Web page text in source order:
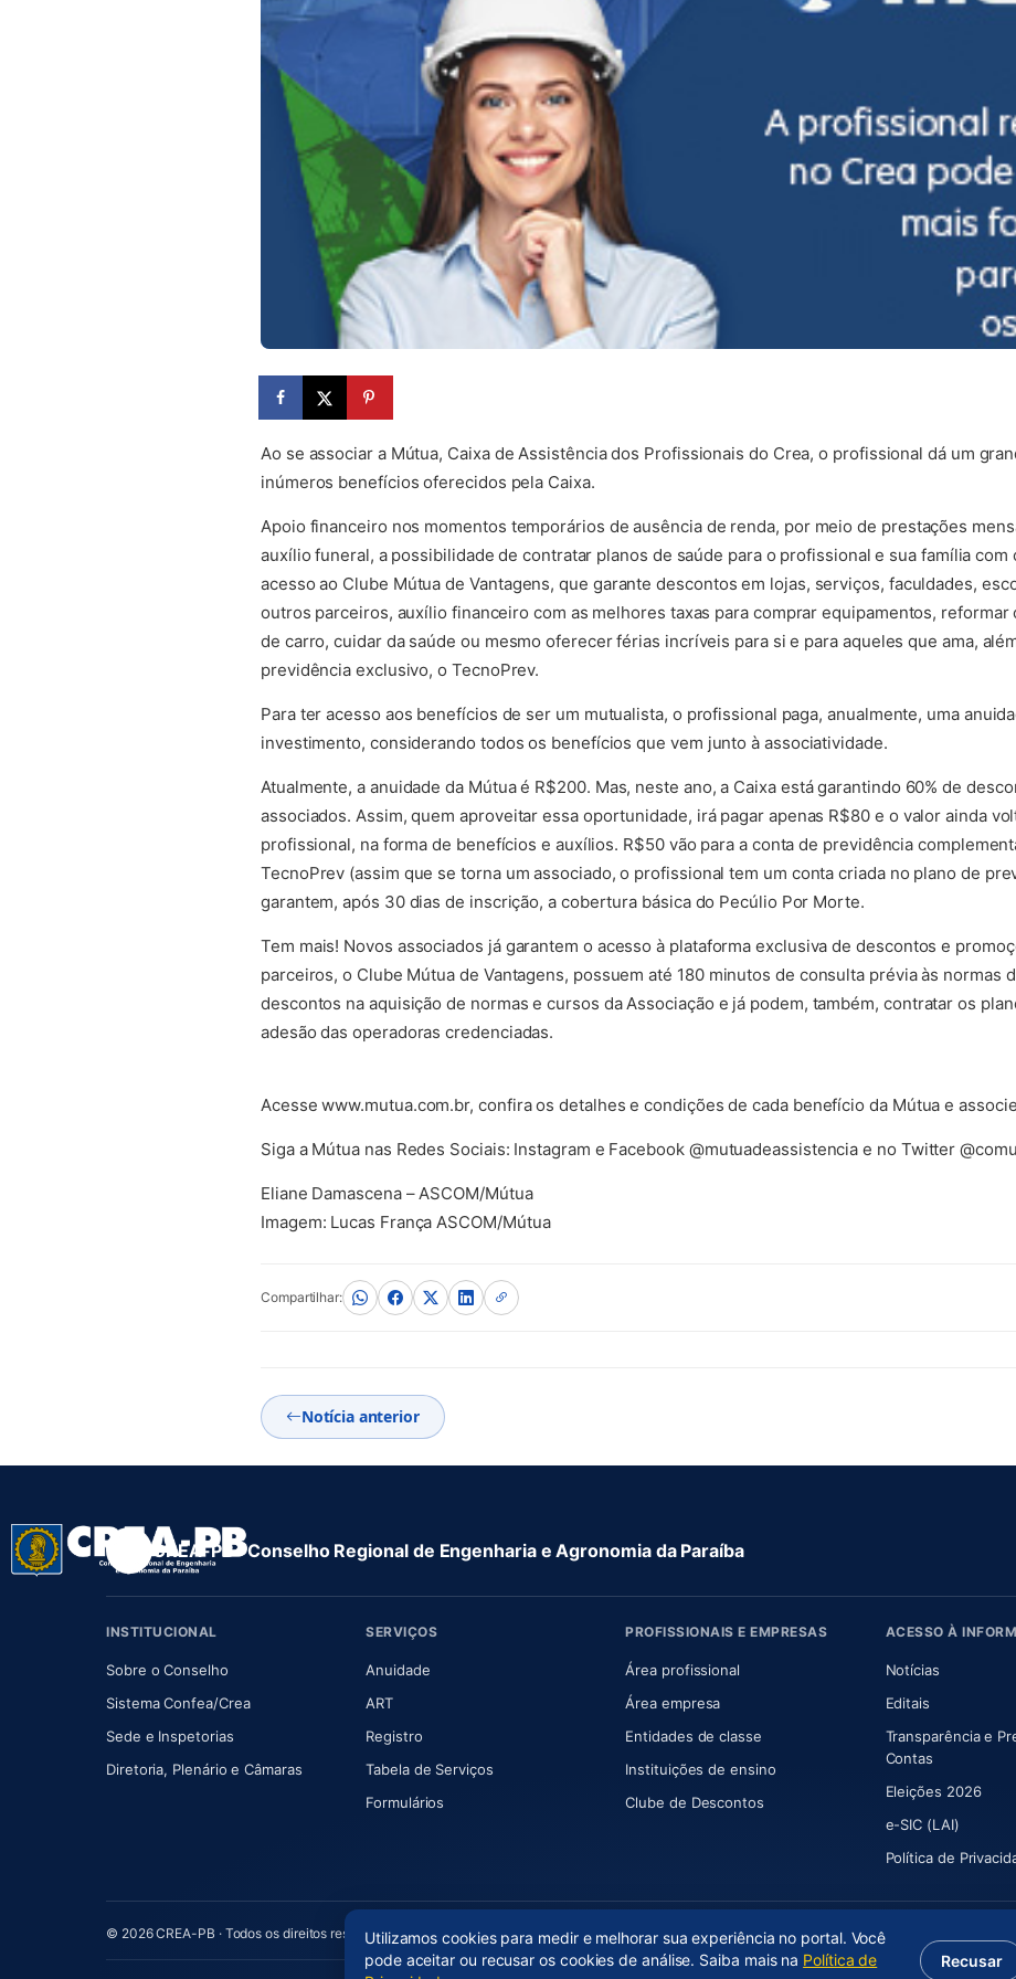
Ao se associar a Mútua, Caixa de Assistência dos Profissionais do Crea, o profissional dá um
inúmeros benefícios oferecidos pela Caixa.
Apoio financeiro nos momentos temporários de ausência de renda, por meio de prestações
auxílio funeral, a possibilidade de contratar planos de saúde para o profissional e sua família
acesso ao Clube Mútua de Vantagens, que garante descontos em lojas, serviços, faculdades,
outros parceiros, auxílio financeiro com as melhores taxas para comprar equipamentos,
de carro, cuidar da saúde ou mesmo oferecer férias incríveis para si e para aqueles que ama,
previdência exclusivo, o TecnoPrev.
Para ter acesso aos benefícios de ser um mutualista, o profissional paga, anualmente, uma
investimento, considerando todos os benefícios que vem junto à associatividade.
Atualmente, a anuidade da Mútua é R$200. Mas, neste ano, a Caixa está garantindo 60% de
associados. Assim, quem aproveitar essa oportunidade, irá pagar apenas R$80 e o valor ainda
profissional, na forma de benefícios e auxílios. R$50 vão para a conta de previdência
TecnoPrev (assim que se torna um associado, o profissional tem um conta criada no plano de
garantem, após 30 dias de inscrição, a cobertura básica do Pecúlio Por Morte.
Tem mais! Novos associados já garantem o acesso à plataforma exclusiva de descontos e
parceiros, o Clube Mútua de Vantagens, possuem até 180 minutos de consulta prévia às normas
descontos na aquisição de normas e cursos da Associação e já podem, também, contratar os
adesão das operadoras credenciadas.
Acesse www.mutua.com.br, confira os detalhes e condições de cada benefício da Mútua e
Siga a Mútua nas Redes Sociais: Instagram e Facebook @mutuadeassistencia e no Twitter
Eliane Damascena – ASCOM/Mútua
Imagem: Lucas França ASCOM/Mútua
Compartilhar:
Notícia anterior
CREA-PB · Conselho Regional de Engenharia e Agronomia da Paraíba
INSTITUCIONAL
Sobre o Conselho(abre em nova aba)
Sistema Confea/Crea(abre em nova aba)
Sede e Inspetorias
Diretoria, Plenário e Câmaras(abre em nova aba)
SERVIÇOS
Anuidade(abre em nova aba)
ART(abre em nova aba)
Registro
Tabela de Serviços
Formulários
PROFISSIONAIS E EMPRESAS
Área profissional
Área empresa
Entidades de classe
Instituições de ensino
Clube de Descontos
ACESSO À
Notícias
Editais
Transparência e
Contas
Eleições 2026
e-SIC (LAI)
Política de
© 2026 CREA-PB · Todos os direitos reservadosUtilizamos cookies para medir e melhorar sua experiência no portal. Você
pode aceitar ou recusar os cookies de análise. Saiba mais na Política de
Recusar